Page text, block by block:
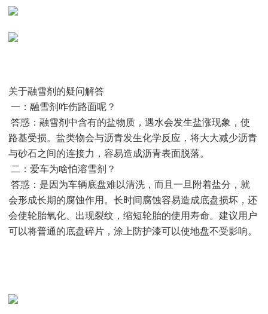
关于融雪剂的疑问解答
一：融雪剂咋伤路面呢？
答惑：融雪剂中含有的盐物质，遇水会发生盐涨现象，使
路基受损。盐类物会与沥青发生化学反应，将大大减少沥青
与砂石之间的连接力，容易造成沥青表面脱落。
二：爱车为啥怕溶雪剂？
答惑：是因为车辆底盘难以清洗，而且一旦附着盐分，就
会形成长期的腐蚀作用。长时间腐蚀容易造成底盘损坏，还
会使轮胎氧化、出现裂纹，缩短轮胎的使用寿命。建议用户
可以将普通的底盘碎片，涂上防护漆可以使地盘不受影响。